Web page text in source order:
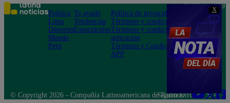
X
según IGP
Política
Lima
Deportes
Mundo
Perú
Te ayudo
Tendencias
Espectáculos
Política de privacidad
Términos y condiciones
Términos y condiciones
aplicación
Términos y Condiciones
APP
Teléfono: 219
Av. San
Felipe 968
Jesús María
© Copyright 2026 - Compañía Latinoamericana de Radio Difusión S.A.
Síguenos